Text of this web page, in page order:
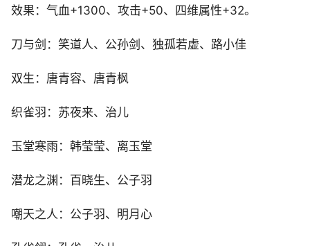
效果：气血+1300、攻击+50、四维属性+32。
刀与剑：笑道人、公孙剑、独孤若虚、路小佳
双生：唐青容、唐青枫
织雀羽：苏夜来、治儿
玉堂寒雨：韩莹莹、离玉堂
潜龙之渊：百晓生、公子羽
嘲天之人：公子羽、明月心